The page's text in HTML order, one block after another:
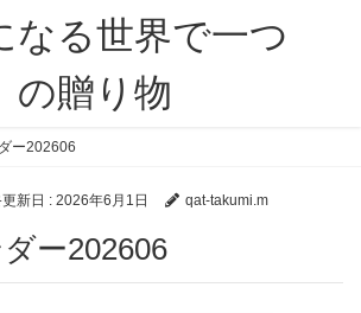
なる世界で一つ
の贈り物
ー202606
新日 : 2026年6月1日 qat-takumi.m
ダー202606